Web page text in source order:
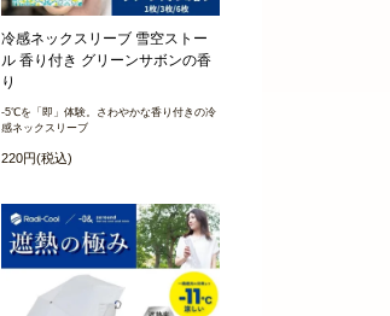
冷感ネックスリーブ 雪空ストー
ル 香り付き グリーンサボンの香
り
-5℃を「即」体験。さわやかな香り付きの冷
感ネックスリーブ
220円(税込)